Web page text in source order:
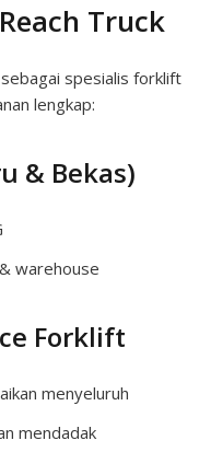
Truck
spesialis forklift
lengkap:
& Bekas)
warehouse
Forklift
menyeluruh
mendadak